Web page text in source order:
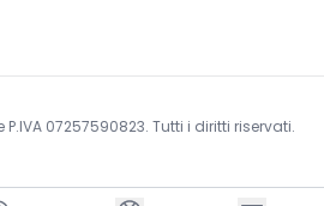
07257590823. Tutti i diritti riservati.